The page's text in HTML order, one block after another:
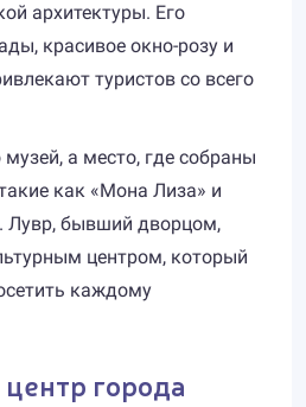
архитектуры. Его
красивое окно-розу и
туристов со всего
а место, где собраны
как «Мона Лиза» и
Лувр, бывший дворцом,
центром, который
каждому
города